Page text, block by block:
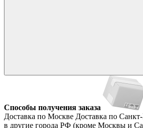
Способы получения заказа
Доставка по Москве Доставка по
в другие города РФ (кроме Москвы и